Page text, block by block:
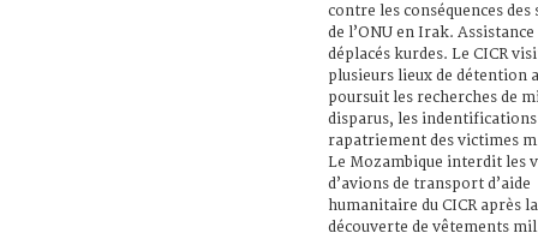
contre les conséquences des
de l’ONU en Irak. Assistance
déplacés kurdes. Le CICR
plusieurs lieux de détention
poursuit les recherches de
disparus, les
rapatriement des victimes
Le Mozambique interdit les
d’avions de transport d’aide
humanitaire du CICR après la
découverte de vêtements